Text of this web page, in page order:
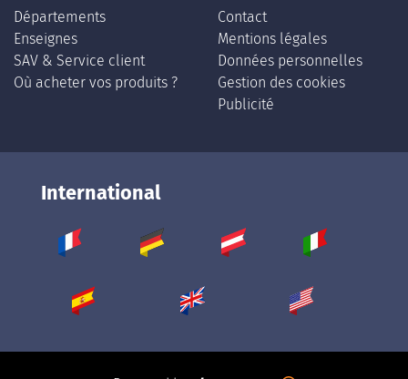
Départements
Enseignes
SAV & Service client
Où acheter vos produits ?
Contact
Mentions légales
Données personnelles
Gestion des cookies
Publicité
International